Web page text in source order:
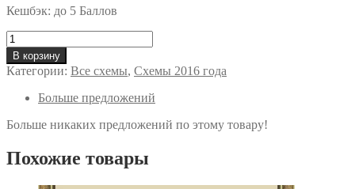
Кешбэк: до 5 Баллов
Количество
товара
Ангелок
В корзину
Категории: Все схемы, Схемы 2016 года
Больше предложений
Больше никаких предложений по этому товару!
Похожие товары